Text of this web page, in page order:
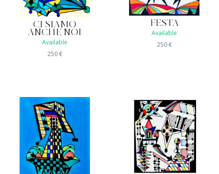
CI SIAMO
ANCHE NOI
Available
250€
FESTA
Available
250€